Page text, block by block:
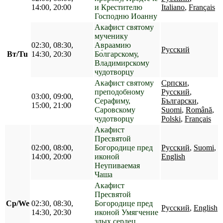
Вт/Tu
14:00, 20:00
и Крестителю
Господню Иоанну
Italiano, Français
02:30, 08:30,
14:30, 20:30
Акафист святому
мученику
Авраамию
Бо́лгарскому,
Владимирскому
чудотворцу
Русский
03:00, 09:00,
15:00, 21:00
Акафист святому
преподобному
Серафиму,
Саровскому
чудотворцу
Српски,
Русский,
Български,
Suomi, Română,
Polski, Français
Ср/We
02:00, 08:00,
14:00, 20:00
Акафист
Пресвятой
Богородице пред
иконой
Неупиваемая
Чаша
Русский, Suomi,
English
02:30, 08:30,
14:30, 20:30
Акафист
Пресвятой
Богородице пред
иконой Умягчение
злых сердец
Русский, English